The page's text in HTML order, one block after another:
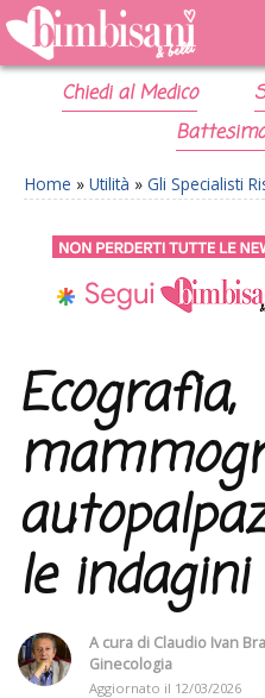
Chiedi al Medico
Home » Utilità » Gli Specialisti
Ecografia,
le
A cura di Claudio Ivan
Ginecologia
Aggiornato il 12/03/2026